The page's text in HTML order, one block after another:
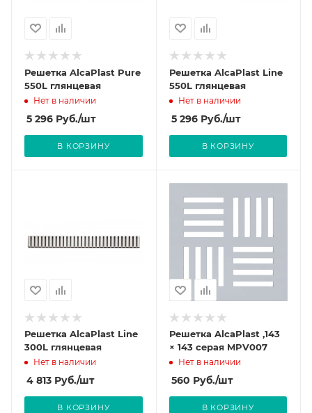
Решетка AlcaPlast Pure
550L глянцевая
Нет в наличии
5 296 Руб./шт
В КОРЗИНУ
Решетка AlcaPlast Line
550L глянцевая
Нет в наличии
5 296Руб./шт
В КОРЗИНУ
Решетка AlcaPlast Line
300L глянцевая
Нет в наличии
4 813 Руб./шт
В КОРЗИНУ
Решетка AlcaPlast ,143
× 143 серая MPV007
Нет в наличии
560 Руб./шт
В КОРЗИНУ